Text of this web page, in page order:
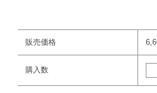
販売価格
購入数